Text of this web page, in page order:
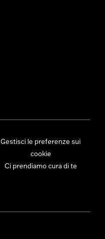
Gestisci le preferenze sui
cookie
Ci prendiamo cura di te